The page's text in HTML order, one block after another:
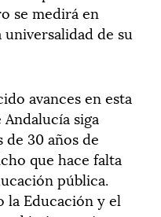
se medirá en
de su
avances en esta
siga
de 30 años de
que hace falta
pública.
la Educación y el